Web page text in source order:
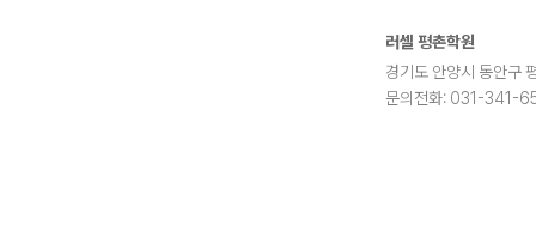
러셀 평촌학원
경기도 안양시 동안구
문의전화: 031-341-